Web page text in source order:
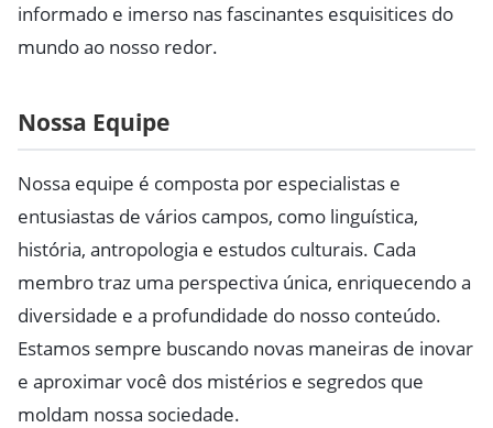
informado e imerso nas fascinantes esquisitices do
mundo ao nosso redor.
Nossa Equipe
Nossa equipe é composta por especialistas e
entusiastas de vários campos, como linguística,
história, antropologia e estudos culturais. Cada
membro traz uma perspectiva única, enriquecendo a
diversidade e a profundidade do nosso conteúdo.
Estamos sempre buscando novas maneiras de inovar
e aproximar você dos mistérios e segredos que
moldam nossa sociedade.